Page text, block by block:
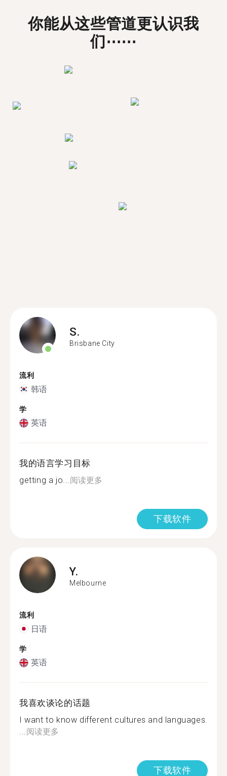
你能从这些管道更认识我
们⋯⋯
S.
Brisbane City
流利
韩语
学
英语
我的语言学习目标
getting a jo...阅读更多
下载软件
Y.
Melbourne
流利
日语
学
英语
我喜欢谈论的话题
I want to know different cultures and languages.
...阅读更多
下载软件